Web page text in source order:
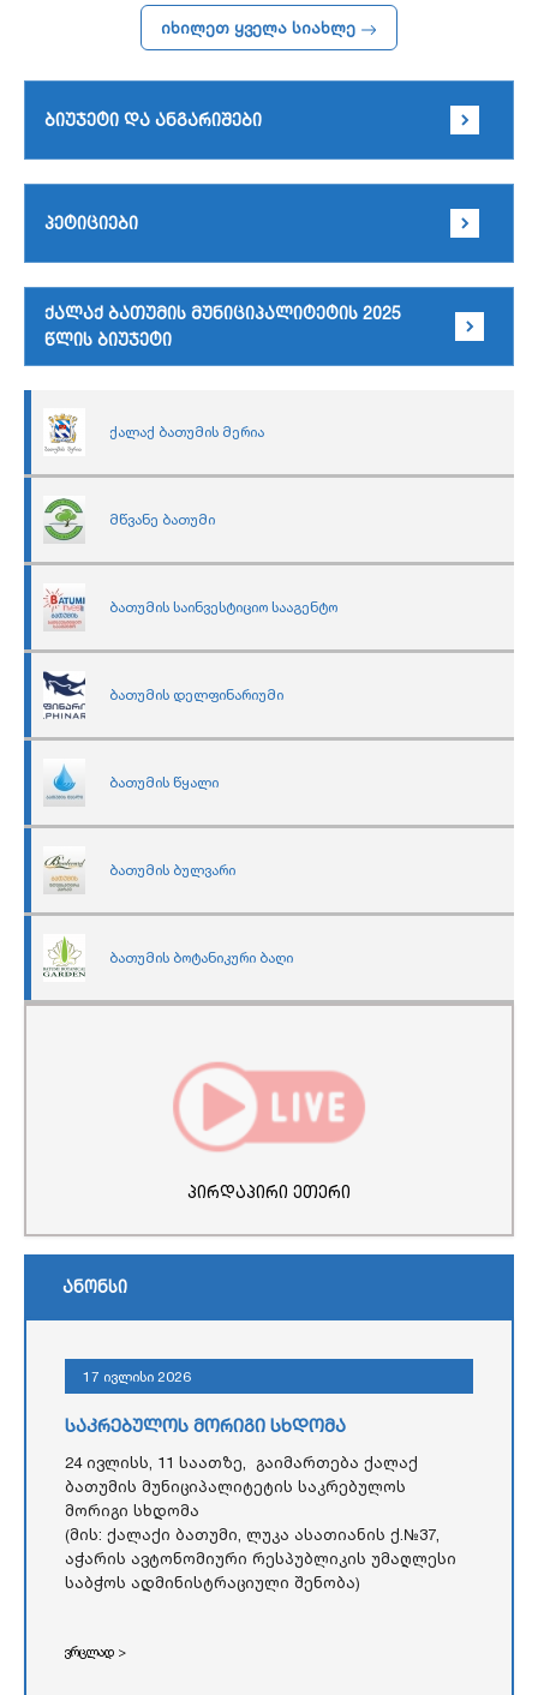
ბიუჯეტი და ანგარიშები
პეტიციები
ქალაქ ბათუმის მუნიციპალიტეტის 2025
წლის ბიუჯეტი
ქალაქ ბათუმის მერია
მწვანე ბათუმი
ბათუმის საინვესტიციო სააგენტო
ბათუმის დელფინარიუმი
ბათუმის წყალი
ბათუმის ბულვარი
ბათუმის ბოტანიკური ბაღი
იხილეთ ყველა სიახლე
პირდაპირი ეთერი
ანონსი
17 ივლისი 2026
საკრებულოს მორიგი სხდომა
24 ივლისს, 11 საათზე, გაიმართება ქალაქ
ბათუმის მუნიციპალიტეტის საკრებულოს
მორიგი სხდომა
(მის: ქალაქი ბათუმი, ლუკა ასათიანის ქ.№37,
აჭარის ავტონომიური რესპუბლიკის უმაღლესი
საბჭოს ადმინისტრაციული შენობა)
ვრცლად >